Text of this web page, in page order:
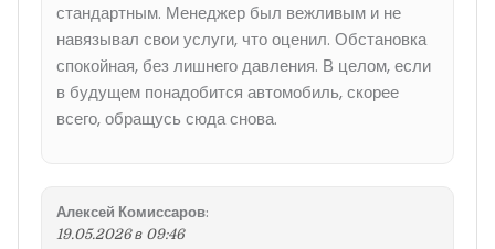
стандартным. Менеджер был вежливым и не
навязывал свои услуги, что оценил. Обстановка
спокойная, без лишнего давления. В целом, если
в будущем понадобится автомобиль, скорее
всего, обращусь сюда снова.
Алексей Комиссаров:
19.05.2026 в 09:46